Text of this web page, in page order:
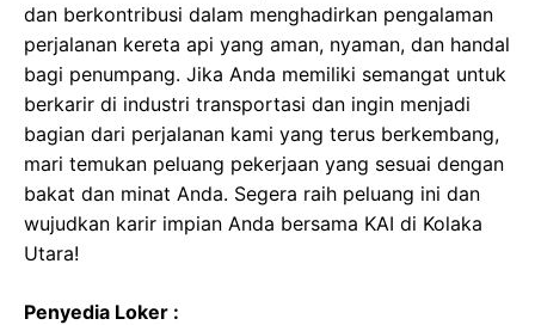
dan berkontribusi dalam menghadirkan pengalaman
perjalanan kereta api yang aman, nyaman, dan handal
bagi penumpang. Jika Anda memiliki semangat untuk
berkarir di industri transportasi dan ingin menjadi
bagian dari perjalanan kami yang terus berkembang,
mari temukan peluang pekerjaan yang sesuai dengan
bakat dan minat Anda. Segera raih peluang ini dan
wujudkan karir impian Anda bersama KAI di Kolaka
Utara!
Penyedia Loker :